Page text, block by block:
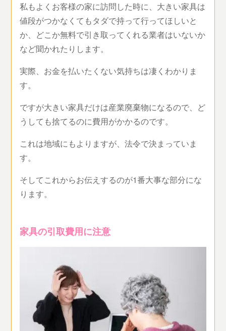
私もよくお客様の家に訪問した時に、大きい家具は
値段がつかなくてもタダで持って行ってほしいと
か、どこか無料で引き取ってくれる業者はいないか
など聞かれたりします。
実際、お金を払いたくない気持ちは凄くわかりま
す。
ですが大きい家具だけは産業廃棄物になるので、ど
うしても捨てるのに費用がかかるのです。
これは地域にもよりますが、法令で決まっていま
す。
そしてこれからお伝えするのが1番大事な部分にな
ります。
家具の引取費用に注意